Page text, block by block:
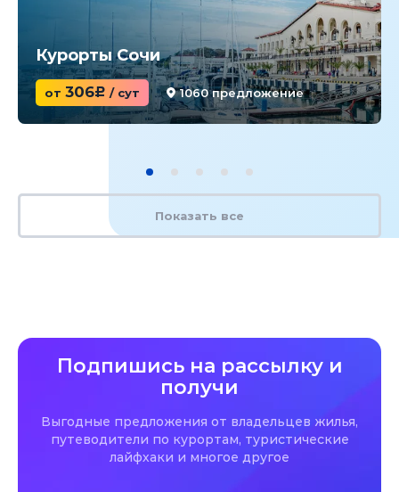
Курорты Сочи
от 306c / сут 1060 предложение
Показать все
Подпишись на рассылку и
получи
Выгодные предложения от владельцев жилья,
путеводители по курортам, туристические
лайфхаки и многое другое